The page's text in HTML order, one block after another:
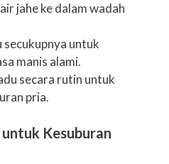
jahe ke dalam wadah
secukupnya untuk
manis alami.
secara rutin untuk
pria.
Kesuburan